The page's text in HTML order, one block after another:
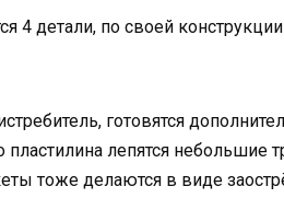
4 детали, по своей
готовятся
пластилина лепятся небольшие
тоже делаются в виде